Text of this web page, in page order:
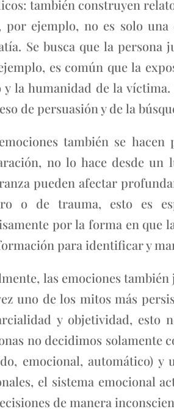
también construyen
por ejemplo, no es solo
Se busca que la persona
es común que la
y la humanidad de la
de persuasión y de la
también se
no lo hace desde
pueden afectar
o de trauma, esto es
por la forma en que
para identificar y
las emociones
uno de los mitos más
y objetividad, esto
no decidimos solamente
emocional, automático) y
el sistema emocional
de manera